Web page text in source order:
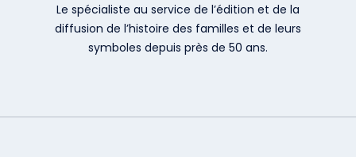
Le spécialiste au service de l’édition et de la
diffusion de l’histoire des familles et de leurs
symboles depuis près de 50 ans.